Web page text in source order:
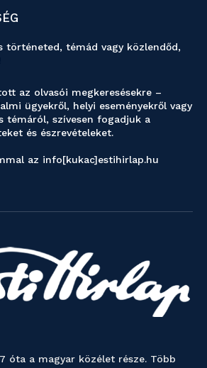
történeted, témád vagy közlendőd,
az olvasói megkeresésekre –
ügyekről, helyi eseményekről vagy
témáról, szívesen fogadjuk a
és észrevételeket.
az info[kukac]estihirlap.hu
óta a magyar közélet része. Több